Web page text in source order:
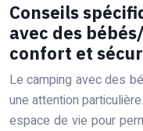
Conseils
avec des
confort et
Le camping avec des
une attention
espace de vie pour